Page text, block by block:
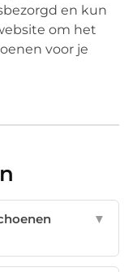
en kun
om het
voor je
▼